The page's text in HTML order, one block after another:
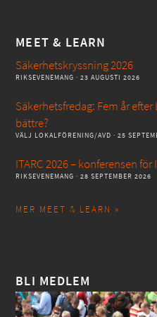
MEET & LEARN
Säkerhetskryssning 2026
RIKSEVENEMANG · 23 AUGUSTI 2026
Säkerhetsfredag: Fem år
bättre?
VÄLJ LOKALFÖRENING/AVD · 25
ITARC 2026 – konferensen
RIKSEVENEMANG · 28 SEPTEMBER 2026
MER MEET & LEARN »
BLI MEDLEM